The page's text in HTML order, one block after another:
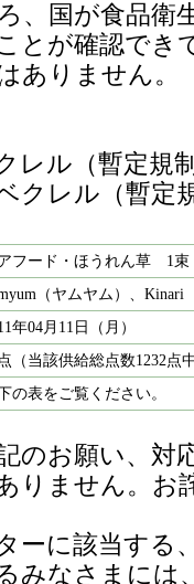
、国が食品衛
とが確認で
ありません。
ル（暫定規
レル（暫定
フード・ほうれん草 1
（ヤムヤム）、Kinari
年04月11日（月）
（当該供給総点数1232点
の表をご覧ください。
のお願い、対
りません。お
ーに該当する
みなさまには